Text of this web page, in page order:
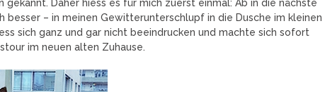
gekannt. Daher hiess es für mich zuerst einmal: Ab in die nächste
besser – in meinen Gewitterunterschlupf in die Dusche im kleinen
sich ganz und gar nicht beeindrucken und machte sich sofort
im neuen alten Zuhause.